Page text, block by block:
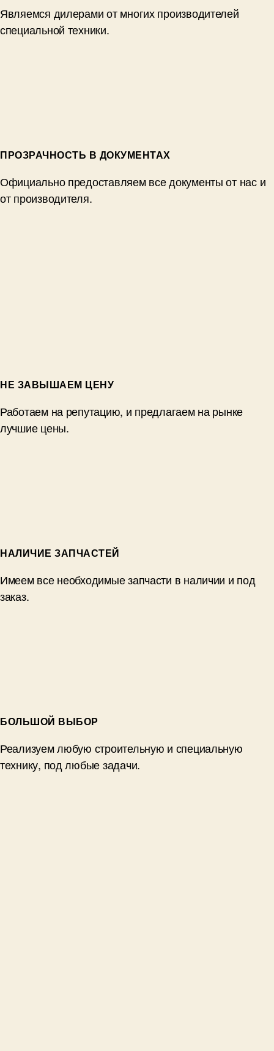
Являемся дилерами от многих производителей
специальной техники.
ПРОЗРАЧНОСТЬ В ДОКУМЕНТАХ
Официально предоставляем все документы от нас и
от производителя.
НЕ ЗАВЫШАЕМ ЦЕНУ
Работаем на репутацию, и предлагаем на рынке
лучшие цены.
НАЛИЧИЕ ЗАПЧАСТЕЙ
Имеем все необходимые запчасти в наличии и под
заказ.
БОЛЬШОЙ ВЫБОР
Реализуем любую строительную и специальную
технику, под любые задачи.